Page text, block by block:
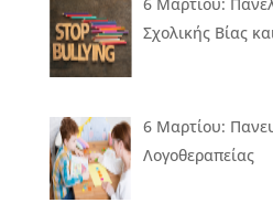
Σχολικής Βίας
6 Μαρτίου:
Λογοθεραπείας